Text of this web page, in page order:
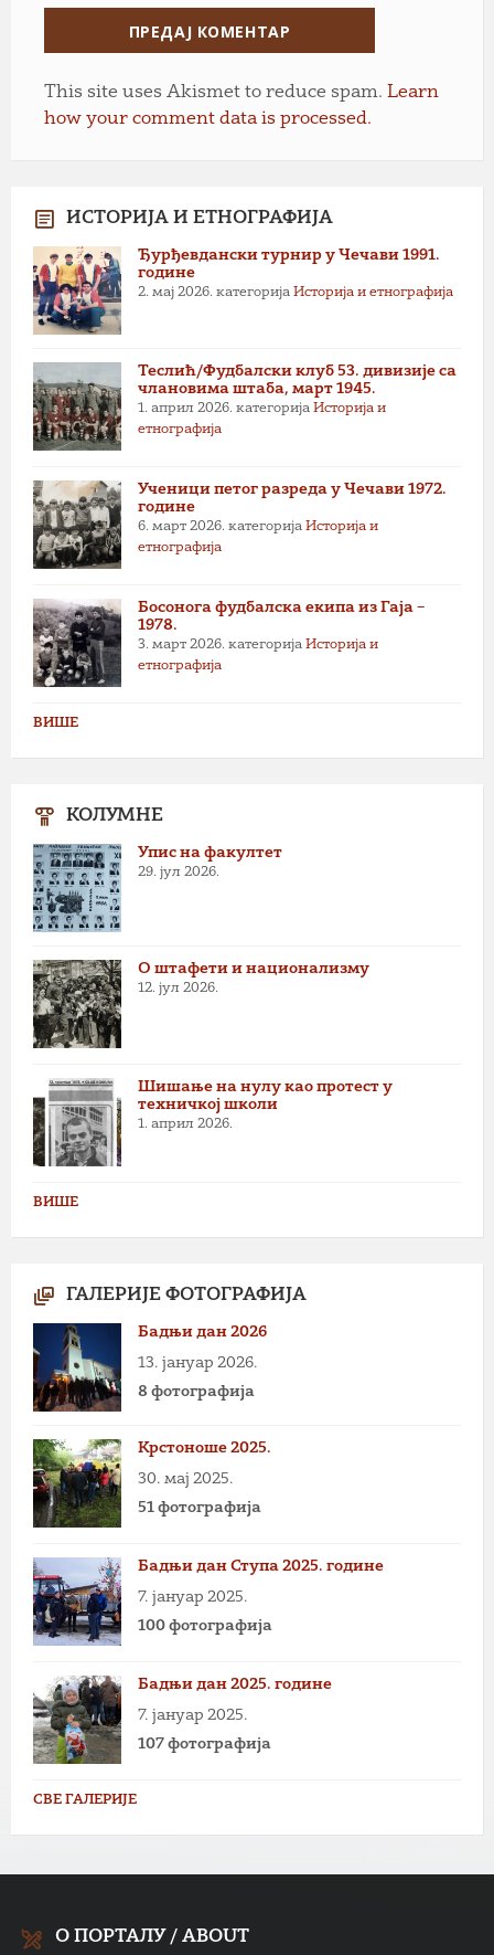
This site uses Akismet to reduce spam. Learn
how your comment data is processed.
ИСТОРИЈА И ЕТНОГРАФИЈА
Ђурђевдански турнир у Чечави 1991.
године
2. мај 2026. категорија Историја и етнографија
Теслић/Фудбалски клуб 53. дивизије са
члановима штаба, март 1945.
1. април 2026. категорија Историја и
етнографија
Ученици петог разреда у Чечави 1972.
године
6. март 2026. категорија Историја и
етнографија
Босонога фудбалска екипа из Гаја –
1978.
3. март 2026. категорија Историја и
етнографија
ВИШЕ
КОЛУМНЕ
Упис на факултет
29. јул 2026.
О штафети и национализму
12. јул 2026.
Шишање на нулу као протест у
техничкој школи
1. април 2026.
ВИШЕ
ГАЛЕРИЈЕ ФОТОГРАФИЈА
Бадњи дан 2026
13. јануар 2026.
8 фотографија
Крстоноше 2025.
30. мај 2025.
51 фотографија
Бадњи дан Ступа 2025. године
7. јануар 2025.
100 фотографија
Бадњи дан 2025. године
7. јануар 2025.
107 фотографија
СВЕ ГАЛЕРИЈЕ
О ПОРТАЛУ / ABOUT